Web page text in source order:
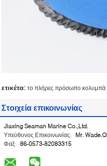
ετικέτα: το πλήρες πρόσωπο κολυμπά
Στοιχεία επικοινωνίας
Jiaxing Seaman Marine Co.,Ltd.
Υπεύθυνος Επικοινωνίας:
Mr.
Φαξ: 86-0573-82083315